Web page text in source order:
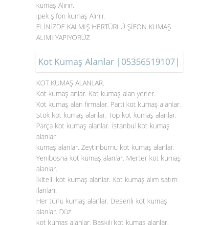
kumaş Alınır.
ipek şifon kumaş Alınır.
ELİNİZDE KALMIŞ HERTÜRLÜ ŞİFON KUMAŞ
ALIMI YAPIYORÜZ
Kot Kumaş Alanlar |05356519107|
KOT KUMAŞ ALANLAR.
Kot kumaş anlar. Kot kumaş alan yerler.
Kot kumaş alan firmalar. Parti kot kumaş alanlar.
Stok kot kumaş alanlar. Top kot kumaş alanlar.
Parça kot kumaş alanlar. İstanbul kot kumaş
alanlar
kumaş alanlar. Zeytinburnu kot kumaş alanlar.
Yenibosna kot kumaş alanlar. Merter kot kumaş
alanlar.
İkitelli kot kumaş alanlar. Kot kumaş alım satım
ilanları.
Her türlü kumaş alanlar. Desenli kot kumaş
alanlar. Düz
kot kumaş alanlar. Baskılı kot kumaş alanlar.